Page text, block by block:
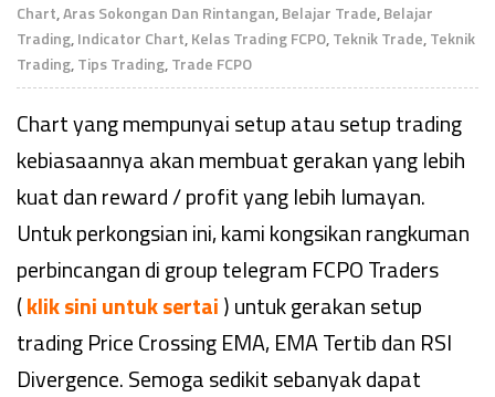
Chart,Aras Sokongan Dan Rintangan,Belajar Trade,Belajar
Trading,Indicator Chart,Kelas Trading FCPO,Teknik Trade,Teknik
Trading,Tips Trading,Trade FCPO
Chart yang mempunyai setup atau setup trading
kebiasaannya akan membuat gerakan yang lebih
kuat dan reward / profit yang lebih lumayan.
Untuk perkongsian ini, kami kongsikan rangkuman
perbincangan di group telegram FCPO Traders
(klik sini untuk sertai) untuk gerakan setup
trading Price Crossing EMA, EMA Tertib dan RSI
Divergence. Semoga sedikit sebanyak dapat